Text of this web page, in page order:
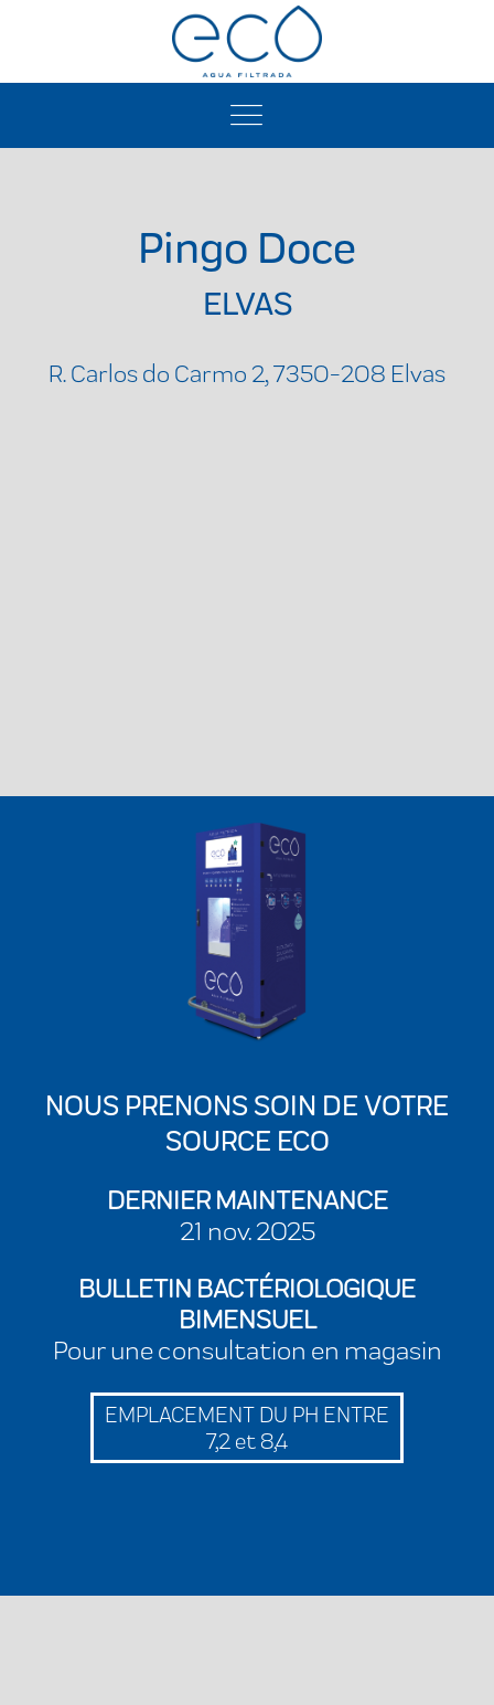
Pingo Doce
ELVAS
R. Carlos do Carmo 2, 7350-208 Elvas
NOUS PRENONS SOIN DE VOTRE
SOURCE ECO
DERNIER MAINTENANCE
21 nov. 2025
BULLETIN BACTÉRIOLOGIQUE
BIMENSUEL
Pour une consultation en magasin
EMPLACEMENT DU PH ENTRE
7,2 et 8,4